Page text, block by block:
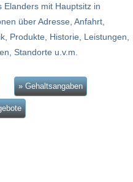
mit Hauptsitz in
über Adresse, Anfahrt,
Produkte, Historie, Leistungen,
Standorte u.v.m.
» Gehaltsangaben